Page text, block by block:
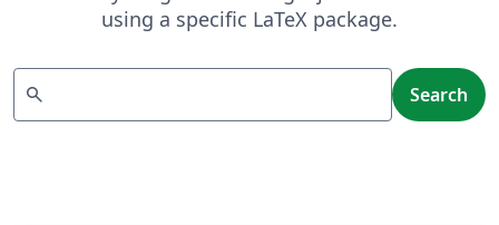
using a specific LaTeX package.
search Search